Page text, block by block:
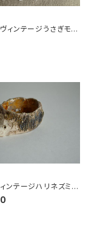
ィンテージうさぎモチ
ーツ30個セットNo19
ンテージハリネズミの